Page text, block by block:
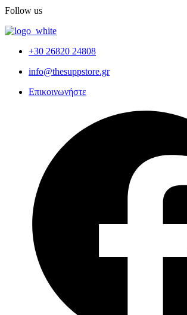
Follow us
+30 26820 24808
info@thesuppstore.gr
Επικοινωνήστε